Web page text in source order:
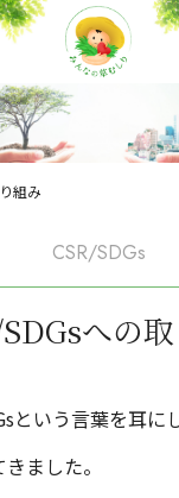
組み
CSR/SDGs
への
という言葉を耳に
ました。